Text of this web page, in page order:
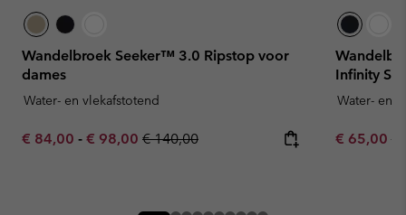
Wandelbroek Seeker™ 3.0 Ripstop voor
dames
Water- en vlekafstotend
Minimum sale price:
€ 84,00 - Maximum sale price:
€ 98,00 Regular price:
€ 140,00
Infinity
Water- en
Sale price:
€ 65,00€